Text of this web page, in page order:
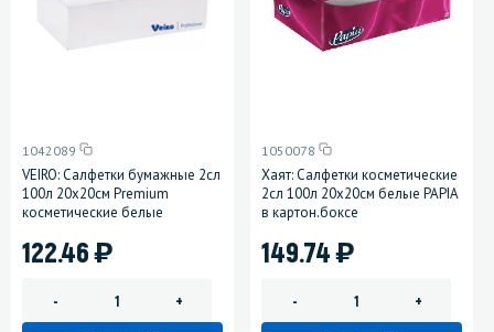
1042089
VEIRO: Салфетки бумажные 2сл
100л 20х20см Premium
косметические белые
122.46)
- +
1050078
Хаят: Салфетки косметические
2сл 100л 20х20см белые PAPIA
в картон.боксе
149.74)
- +